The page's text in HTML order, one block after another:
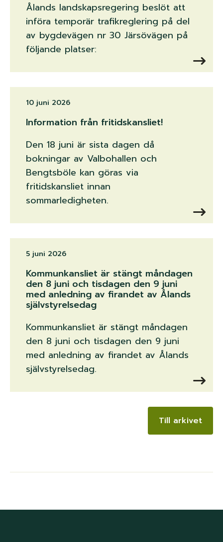
Ålands landskapsregering beslöt att
införa temporär trafikreglering på del
av bygdevägen nr 30 Järsövägen på
följande platser:
10 juni 2026
Information från fritidskansliet!
Den 18 juni är sista dagen då
bokningar av Valbohallen och
Bengtsböle kan göras via
fritidskansliet innan
sommarledigheten.
5 juni 2026
Kommunkansliet är stängt måndagen
den 8 juni och tisdagen den 9 juni
med anledning av firandet av Ålands
självstyrelsedag
Kommunkansliet är stängt måndagen
den 8 juni och tisdagen den 9 juni
med anledning av firandet av Ålands
självstyrelsedag.
Till arkivet